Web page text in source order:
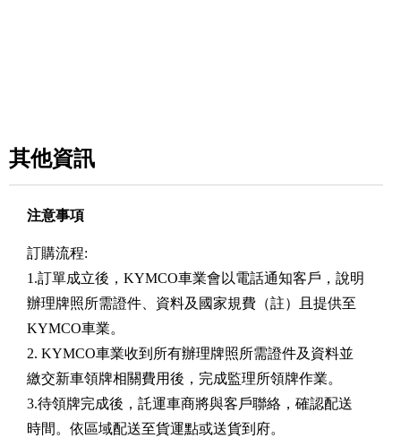
其他資訊
注意事項
訂購流程:
1.訂單成立後，KYMCO車業會以電話通知客戶，說明
辦理牌照所需證件、資料及國家規費（註）且提供至
KYMCO車業。
2. KYMCO車業收到所有辦理牌照所需證件及資料並
繳交新車領牌相關費用後，完成監理所領牌作業。
3.待領牌完成後，託運車商將與客戶聯絡，確認配送
時間。依區域配送至貨運點或送貨到府。